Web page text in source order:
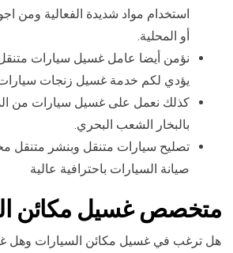
استخدام مواد شديدة الفعالية ومن
أو المحلية.
نؤمن أيضا عامل غسيل سيارات
يؤدي لكم خدمة غسيل زنجات سيارات
كذلك نعمل على غسيل سيارات من
بالبخار الشعب البحري.
تصليح سيارات متنقل وبنشر متنقل
صيانة السيارات باحترافية عالية
متخصص غسيل مكائن
هل ترغب في غسيل مكائن السيارات وهل